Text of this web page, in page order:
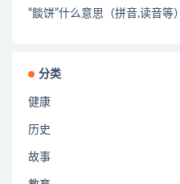
“餤饼”什么意思（拼音,读音等）
分类
健康
历史
故事